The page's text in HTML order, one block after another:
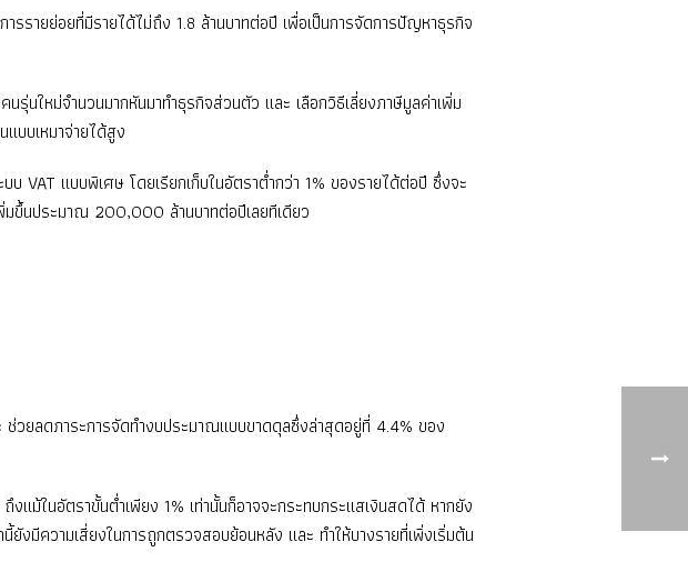
รรายย่อยที่มีรายได้ไม่ถึง 1.8 ล้านบาทต่อปี เพื่อเป็นการจัดการปัญหาธุรกิจ
นใหม่จำนวนมากหันมาทำธุรกิจส่วนตัว และ เลือกวิธีเลี่ยงภาษีมูลค่าเพิ่ม
บบเหมาจ่ายได้สูง
บ VAT แบบพิเศษ โดยเรียกเก็บในอัตราต่ำกว่า 1% ของรายได้ต่อปี ซึ่งจะ
พิ่มขึ้นประมาณ 200,000 ล้านบาทต่อปีเลยทีเดียว
ช่วยลดภาระการจัดทำงบประมาณแบบขาดดุลซึ่งล่าสุดอยู่ที่ 4.4% ของ
แม้ในอัตราขั้นต่ำเพียง 1% เท่านั้นก็อาจจะกระทบกระแสเงินสดได้ หากยัง
มีความเสี่ยงในการถูกตรวจสอบย้อนหลัง และ ทำให้บางรายที่เพิ่งเริ่มต้น